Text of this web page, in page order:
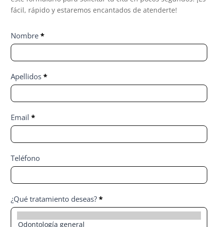
fácil, rápido y estaremos encantados de atenderte!
Contact
Us
Nombre*
Apellidos*
Email*
Teléfono
¿Qué tratamiento deseas?*